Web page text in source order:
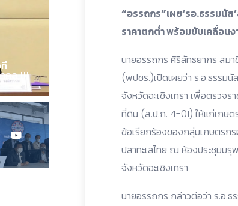
“อรรถกร”เผย‘รอ.ธรรมนัส
ราคาตกต่ำ พร้อมขับเคลื่อน
นายอรรถกร ศิริลัทธยากร สม
(พปชร.)เปิดเผยว่า ร.อ.ธรรม
จังหวัดฉะเชิงเทรา เพื่อตรวจร
ที่ดิน (ส.ป.ก. 4-01) ให้แก่เกษ
ข้อเรียกร้องของกลุ่มเกษตรกร
ปลาทะเลไทย ณ ห้องประชุมมรุ
จังหวัดฉะเชิงเทรา
นายอรรถกร กล่าวต่อว่า ร.อ.
กล !!!